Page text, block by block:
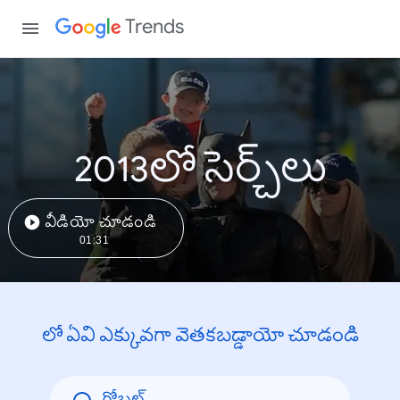
Trends
2013లో సెర్చ్‌లు
వీడియో చూడండి
01:31
లో ఏవి ఎక్కువగా వెతకబడ్డాయో చూడండి